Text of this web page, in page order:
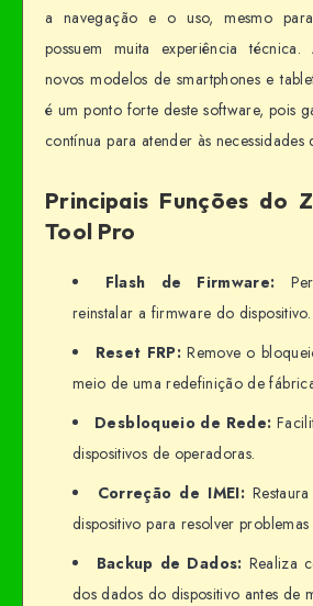
a navegação e o uso, mesmo
possuem muita experiência
novos modelos de smartphones e
é um ponto forte deste software, pois
contínua para atender às necessidades
Principais Funções do
Tool Pro
Flash de Firmware:
reinstalar a firmware do dispositivo.
Reset FRP: Remove o
meio de uma redefinição de
Desbloqueio de Rede:
dispositivos de operadoras.
Correção de IMEI:
dispositivo para resolver
Backup de Dados: Realiza
dos dados do dispositivo antes de